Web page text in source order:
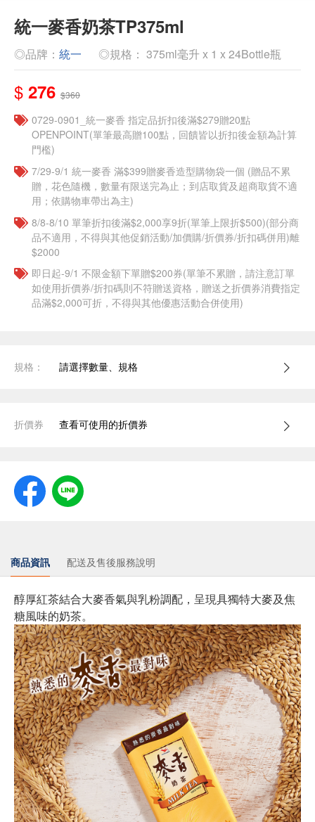
統一麥香奶茶TP375ml
◎品牌： 統一 ◎規格： 375ml毫升 x 1 x 24Bottle瓶
$ 276 $360
0729-0901_統一麥香​ 指定品折扣後滿$279贈20點
OPENPOINT(單筆最高贈100點，回饋皆以折扣後金額為計算
門檻)
7/29-9/1 統一麥香​ 滿$399贈麥香造型購物袋一個​ (贈品不累
贈，花色隨機，數量有限送完為止；到店取貨及超商取貨不適
用；依購物車帶出為主)
8/8-8/10 單筆折扣後滿$2,000享9折(單筆上限折$500)(部分商
品不適用，不得與其他促銷活動/加價購/折價券/折扣碼併用)離
$2000
即日起-9/1 不限金額下單贈$200券(單筆不累贈，請注意訂單
如使用折價券/折扣碼則不符贈送資格，贈送之折價券消費指定
品滿$2,000可折，不得與其他優惠活動合併使用)
規格： 請選擇數量、規格
折價券 查看可使用的折價券
商品資訊 配送及售後服務說明
醇厚紅茶結合大麥香氣與乳粉調配，呈現具獨特大麥及焦
糖風味的奶茶。